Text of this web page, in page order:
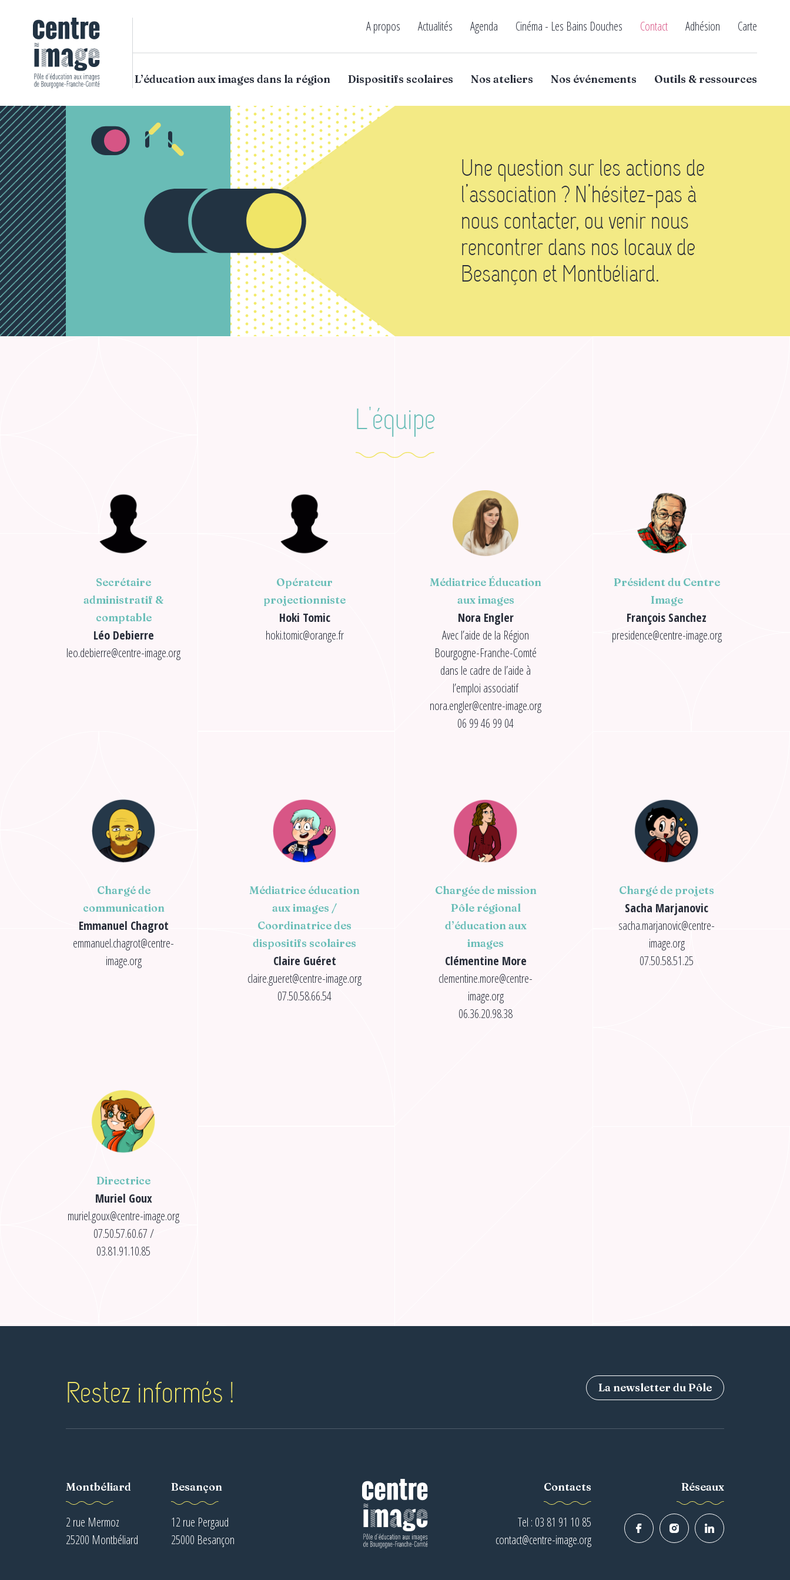
Menu
A propos Actualités Agenda Cinéma - Les Bains Douches Contact Adhésion Carte
Navigation
principale
L’éducation aux images dans la région Dispositifs scolaires Nos ateliers Nos événements Outils & ressources
Une question sur les actions de
l’association ? N’hésitez-pas à
nous contacter, ou venir nous
rencontrer dans nos locaux de
Besançon et Montbéliard.
L'équipe
Secrétaire
administratif &
comptable
Léo Debierre
leo.debierre@centre-image.org
Opérateur
projectionniste
Hoki Tomic
hoki.tomic@orange.fr
Médiatrice Éducation
aux images
Nora Engler
Avec l’aide de la Région
Bourgogne-Franche-Comté
dans le cadre de l’aide à
l’emploi associatif
nora.engler@centre-image.org
06 99 46 99 04
Président du Centre
Image
François Sanchez
presidence@centre-image.org
Chargé de
communication
Emmanuel Chagrot
emmanuel.chagrot@centre-
image.org
Médiatrice éducation
aux images /
Coordinatrice des
dispositifs scolaires
Claire Guéret
claire.gueret@centre-image.org
07.50.58.66.54
Chargée de mission
Pôle régional
d’éducation aux
images
Clémentine More
clementine.more@centre-
image.org
06.36.20.98.38
Chargé de projets
Sacha Marjanovic
sacha.marjanovic@centre-
image.org
07.50.58.51.25
Directrice
Muriel Goux
muriel.goux@centre-image.org
07.50.57.60.67 /
03.81.91.10.85
Restez informés ! La newsletter du Pôle
Montbéliard
2 rue Mermoz
25200 Montbéliard
Besançon
12 rue Pergaud
25000 Besançon
Contacts
Tel : 03 81 91 10 85
contact@centre-image.org
Réseaux